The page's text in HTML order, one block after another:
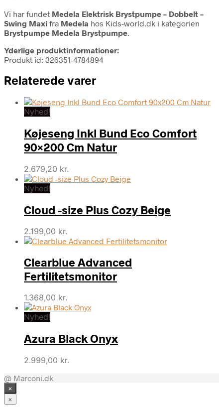
Vi har fundet Medela Elektrisk Brystpumpe – Dobbelt –
Swing Maxi fra Medela hos Kids-world.dk i kategorien
Brystpumpe Medela Brystpumpe.
Yderlige produktinformationer:
Produkt id: 326351-4784894
Relaterede varer
Nyhed!
Køjeseng Inkl Bund Eco Comfort
90×200 Cm Natur
2.679,20 kr.
Nyhed!
Cloud -size Plus Cozy Beige
2.199,00 kr.
Clearblue Advanced
Fertilitetsmonitor
1.368,00 kr.
Nyhed!
Azura Black Onyx
2.999,00 kr.
@ Marconi.dk
×
×